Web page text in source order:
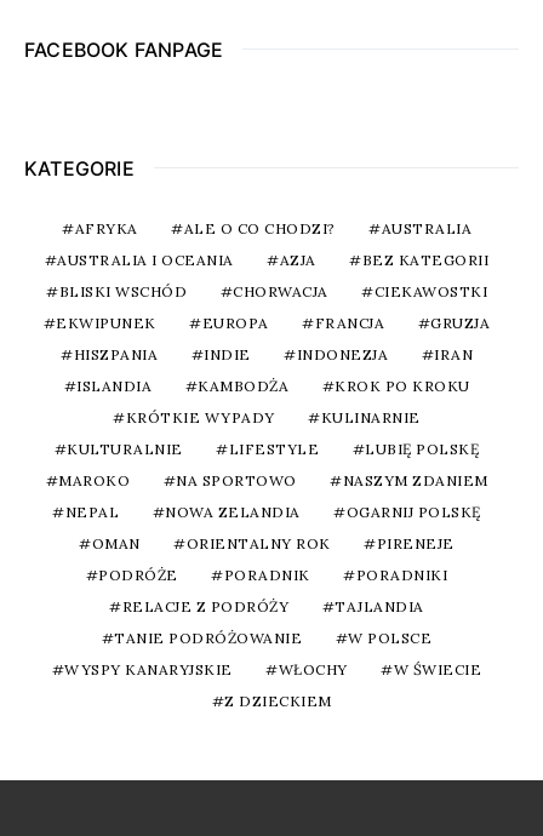
FACEBOOK FANPAGE
KATEGORIE
AFRYKA ALE O CO CHODZI?
AUSTRALIA
AUSTRALIA I OCEANIA
AZJA
BEZ KATEGORII
BLISKI WSCHÓD
CHORWACJA
CIEKAWOSTKI
EKWIPUNEK
EUROPA FRANCJA
GRUZJA
HISZPANIA
INDIE INDONEZJA
IRAN
ISLANDIA
KAMBODŻA
KROK PO KROKU
KRÓTKIE WYPADY
KULINARNIE
KULTURALNIE
LIFESTYLE
LUBIĘ POLSKĘ
MAROKO
NA SPORTOWO
NASZYM ZDANIEM
NEPAL
NOWA ZELANDIA
OGARNIJ POLSKĘ
OMAN
ORIENTALNY ROK
PIRENEJE
PODRÓŻE
PORADNIK
PORADNIKI
RELACJE Z PODRÓŻY
TAJLANDIA
TANIE PODRÓŻOWANIE
W POLSCE
WYSPY KANARYJSKIE
WŁOCHY
W ŚWIECIE
Z DZIECKIEM